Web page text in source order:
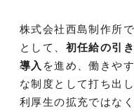
株式会社西島制作所
として、 初任給の引
導入 を進め、働きや
な制度として打ち出
利厚生の拡充ではな